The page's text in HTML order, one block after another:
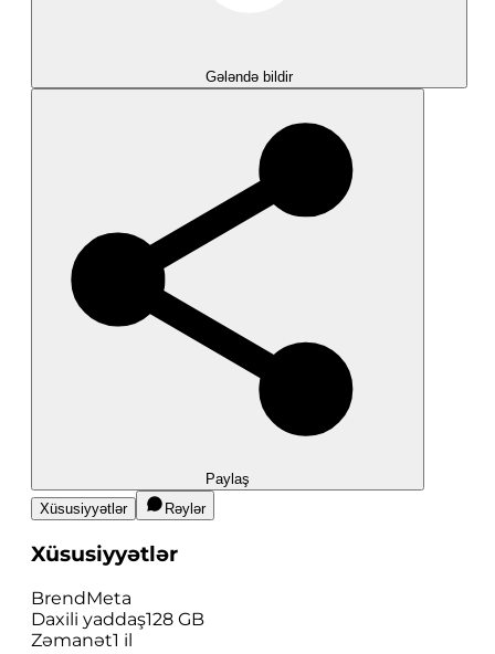
Gələndə bildir
Paylaş
Xüsusiyyətlər
Rəylər
Xüsusiyyətlər
BrendMeta
Daxili yaddaş128 GB
Zəmanət1 il